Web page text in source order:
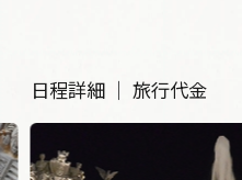
日程詳細｜ 旅行代金